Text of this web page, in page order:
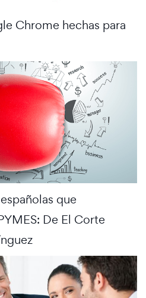
Chrome hechas para
que
De El Corte